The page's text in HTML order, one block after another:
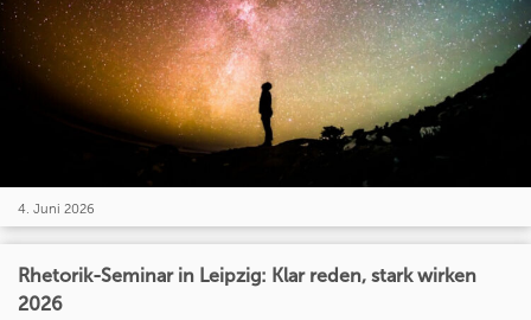
4. Juni 2026
Rhetorik-Seminar in Leipzig: Klar reden, stark wirken
2026